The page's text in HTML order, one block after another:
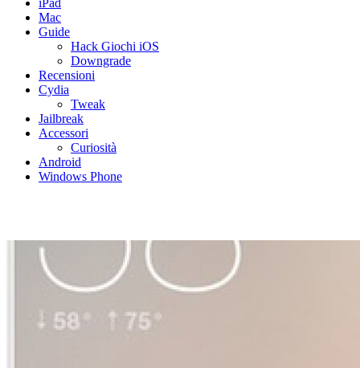
Mac
Guide
Hack Giochi iOS
Downgrade
Recensioni
Cydia
Tweak
Jailbreak
Accessori
Curiosità
Android
Windows Phone